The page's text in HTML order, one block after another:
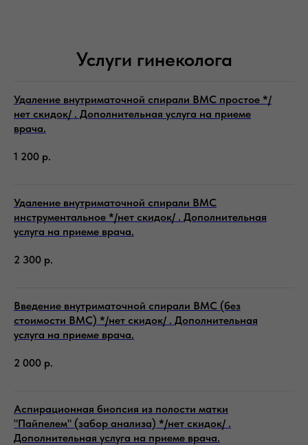
Услуги гинеколога
Удаление внутриматочной спирали ВМС простое */
нет скидок/ . Дополнительная услуга на приеме
врача.
1 200 р.
Удаление внутриматочной спирали ВМС
инструментальное */нет скидок/ . Дополнительная
услуга на приеме врача.
2 300 р.
Введение внутриматочной спирали ВМС (без
стоимости ВМС) */нет скидок/ . Дополнительная
услуга на приеме врача.
2 000 р.
Аспирационная биопсия из полости матки
"Пайпелем" (забор анализа) */нет скидок/ .
Дополнительная услуга на приеме врача.